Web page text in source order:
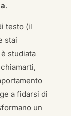
.
testo (il
stai
studiata
a fidarsi di
un